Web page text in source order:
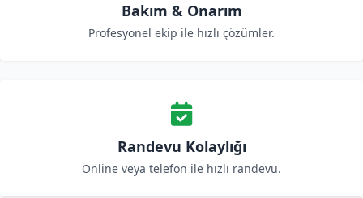
Bakım & Onarım
Profesyonel ekip ile hızlı çözümler.
Randevu Kolaylığı
Online veya telefon ile hızlı randevu.